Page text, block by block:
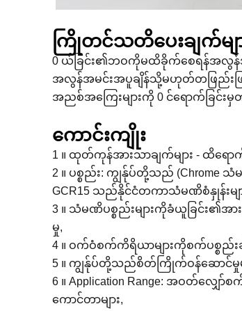
ကြိုတင်သတိပေးချက်မျ
0 ယ်ခြင်း၏ဘဝကိုမထိခိုက်စေရန်အလွန်အ
အလွန်အမင်းအပူချိန်သို့မဟုတ်တဖြည်းဖြ
အညစ်အကြေးများကို 0 င်ရောက်ခြင်း
ကောင်းကျိုး
1 ။ ထုတ်ကုန်အားသာချက်များ - ထိရေ
2 ။ ပစ္စည်း: ကျွန်ုပ်တို့သည်
GCR15 သည်နိုင်ငံတကာသံမဏိစံနှုန်းမျာ
3 ။ သံမဏိပစ္စည်းများကိုခံယူခြင်း၏အ
မှု,
4 ။ ဝက်ဝံစက်ကိရိယာများကိုစက်ပစ္စည်
5 ။ ကျွန်ုပ်တို့သည်စိတ်ကြိုက်ဝန်ဆောင်မှု
6 ။ Application Range: အဝတ်လျှော်
ကောင်တာများ,